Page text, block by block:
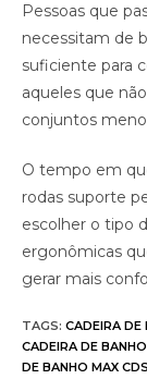
Pessoas que
necessitam de
suficiente para
aqueles que
conjuntos
O tempo em
rodas suporte
escolher o tipo
ergonômicas
gerar mais
TAGS: CADEIRA DE
CADEIRA DE
DE BANHO MAX